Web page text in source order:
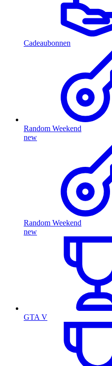
Cadeaubonnen
Random Weekend
new
Random Weekend
new
GTA V